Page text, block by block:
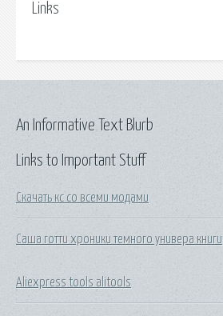
Links
Links to Important Stuff
Скачать кс со всеми модами
Саша готти хроники темного универа книги
Aliexpress tools alitools
An Informative Text Blurb